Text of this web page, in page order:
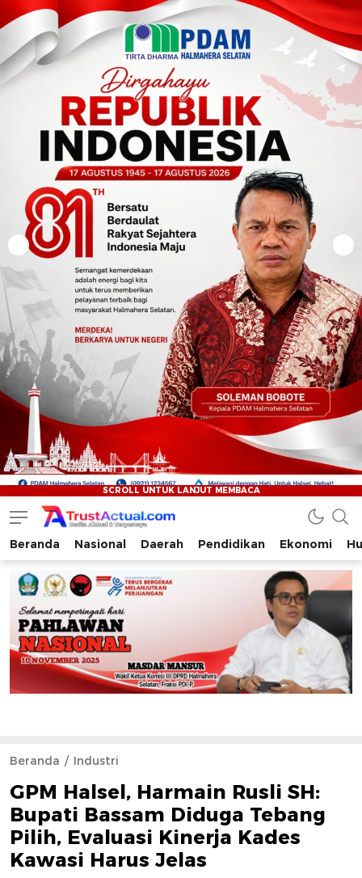
Trustactual.com
Aktual dan Terpercaya
Beranda Nasional Daerah Pendidikan Ekonomi
Beranda Industri
GPM Halsel, Harmain Rusli SH:
Bupati Bassam Diduga Tebang
Pilih, Evaluasi Kinerja Kades
Kawasi Harus Jelas